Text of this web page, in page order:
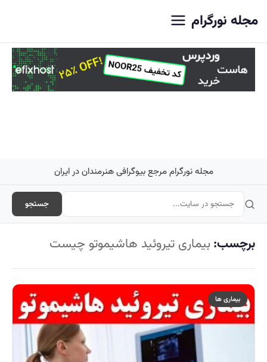
مجله نورگرام
مجله نورگرام مرجع بیوگرافی هنرمندان در ایران
جستجو
برچسب: بیماری تیروئید هاشیموتو چیست
بیماری ها